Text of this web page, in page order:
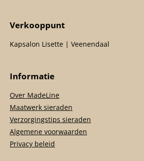
Verkooppunt
Kapsalon Lisette | Veenendaal
Informatie
Over MadeLine
Maatwerk sieraden
Verzorgingstips sieraden
Algemene voorwaarden
Privacy beleid